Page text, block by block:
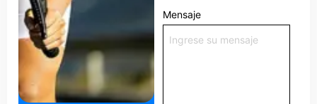
Mensaje